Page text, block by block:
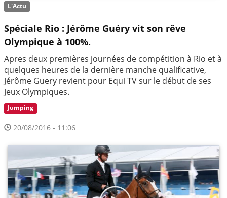
L'Actu
Spéciale Rio : Jérôme Guéry vit son rêve
Olympique à 100%.
Apres deux premières journées de compétition à Rio et à
quelques heures de la dernière manche qualificative,
Jérôme Guery revient pour Equi TV sur le début de ses
Jeux Olympiques.
Jumping
20/08/2016 - 11:06